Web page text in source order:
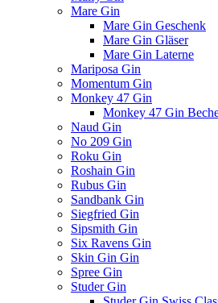
Mare Gin
Mare Gin Geschenk
Mare Gin Gläser
Mare Gin Laterne
Mariposa Gin
Momentum Gin
Monkey 47 Gin
Monkey 47 Gin
Naud Gin
No 209 Gin
Roku Gin
Roshain Gin
Rubus Gin
Sandbank Gin
Siegfried Gin
Sipsmith Gin
Six Ravens Gin
Skin Gin Gin
Spree Gin
Studer Gin